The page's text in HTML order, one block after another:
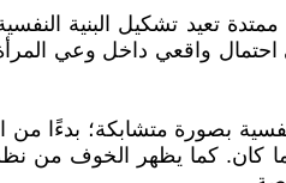
تعيد تشكيل البنية النفسية
احتمال واقعي داخل وعي
بصورة متشابكة؛ بدءًا
كان. كما يظهر الخوف من